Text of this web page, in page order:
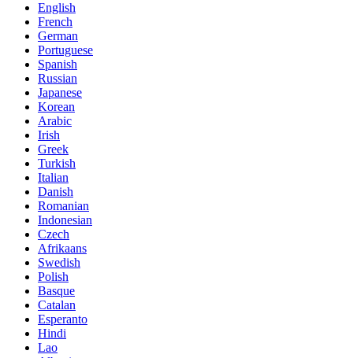
English
French
German
Portuguese
Spanish
Russian
Japanese
Korean
Arabic
Irish
Greek
Turkish
Italian
Danish
Romanian
Indonesian
Czech
Afrikaans
Swedish
Polish
Basque
Catalan
Esperanto
Hindi
Lao